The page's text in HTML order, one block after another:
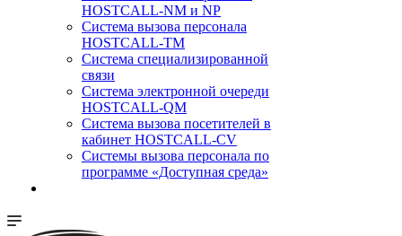
HOSTCALL-NM и NP
Система вызова персонала
HOSTCALL-TM
Система специализированной
связи
Система электронной очереди
HOSTCALL-QM
Cистема вызова посетителей в
кабинет HOSTCALL-CV
Системы вызова персонала по
программе «Доступная среда»